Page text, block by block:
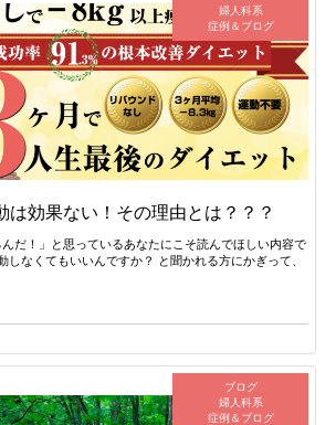
婦人科系
症例＆ブログ
は効果ない！その理由とは？？？
んだ！」と思っているあなたにこそ読んでほしい内容で
なくてもいいんですか？ と聞かれる方にかぎって、
ブログ
婦人科系
症例＆ブログ